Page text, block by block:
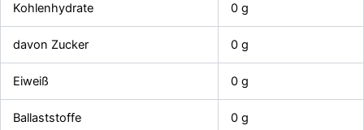
Kohlenhydrate 0 g
davon Zucker 0 g
Eiweiß 0 g
Ballaststoffe 0 g